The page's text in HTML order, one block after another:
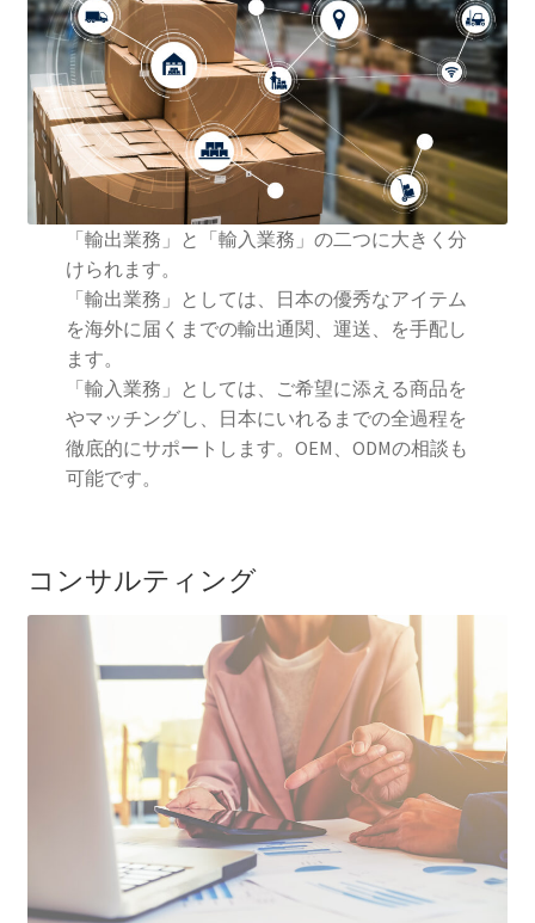
「輸出業務」と「輸入業務」の二つに大きく分
けられます。
「輸出業務」としては、日本の優秀なアイテム
を海外に届くまでの輸出通関、運送、を手配し
ます。
「輸入業務」としては、ご希望に添える商品を
やマッチングし、日本にいれるまでの全過程を
徹底的にサポートします。OEM、ODMの相談も
可能です。
コンサルティング